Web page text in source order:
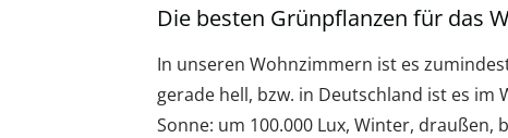
Die besten Grünpflanzen für das
In unseren Wohnzimmern ist es
gerade hell, bzw. in Deutschland ist es im
Sonne: um 100.000 Lux, Winter,